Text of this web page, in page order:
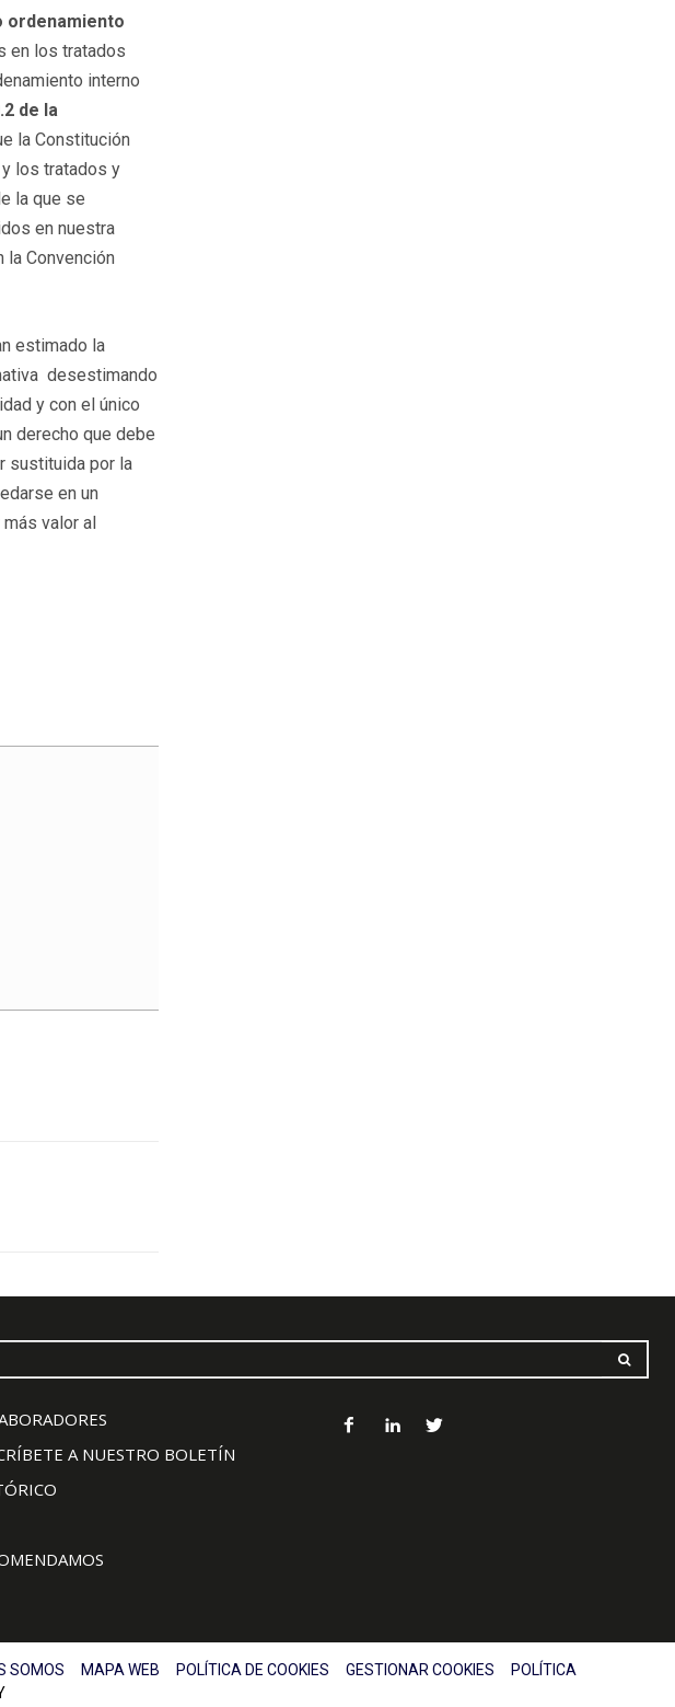
ordenamiento
en los tratados
interno
de la
la Constitución
los tratados y
la que se
en nuestra
Convención
estimado la
desestimando
y con el único
derecho que debe
sustituida por la
en un
valor al
A NUESTRO BOLETÍN
SOMOS MAPA WEB POLÍTICA DE COOKIES GESTIONAR COOKIES
POLÍTICA